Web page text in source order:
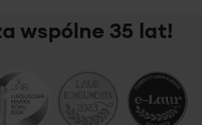
wspólne 35 lat!